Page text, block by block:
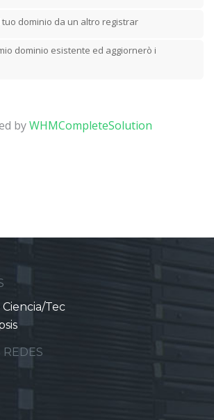
dominio da un altro registrar
dominio esistente ed aggiornerò i
byWHMCompleteSolution
Tec
REDES